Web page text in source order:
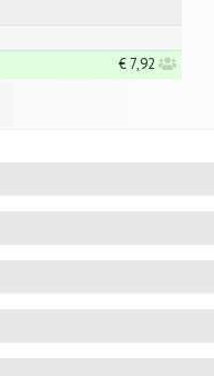
€ 7,92